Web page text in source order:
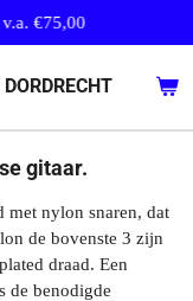
€75,00
gitaar.
met nylon snaren, dat
de bovenste 3 zijn
draad. Een
de benodigde